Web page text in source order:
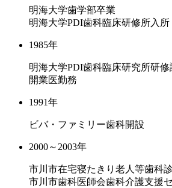
明海大学歯学部卒業
明海大学PDI歯科臨床研修所入所
1985年
明海大学PDI歯科臨床研究所研修
開業医勤務
1991年
ビバ・ファミリー歯科開設
2000～2003年
市川市在宅寝たきり老人等歯科
市川市歯科医師会歯科介護支援